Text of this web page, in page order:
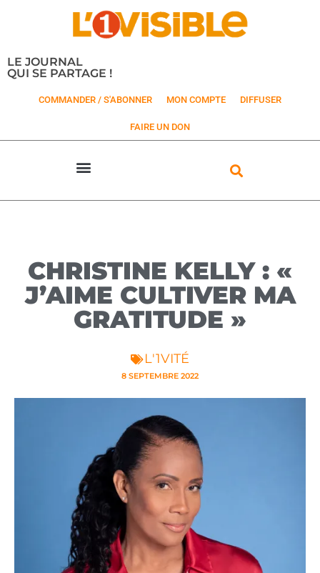
LE JOURNAL
QUI SE PARTAGE !
COMMANDER / S'ABONNER MON COMPTE DIFFUSER
FAIRE UN DON
CHRISTINE KELLY : «
J’AIME CULTIVER MA
GRATITUDE »
L'1VITÉ
8 SEPTEMBRE 2022